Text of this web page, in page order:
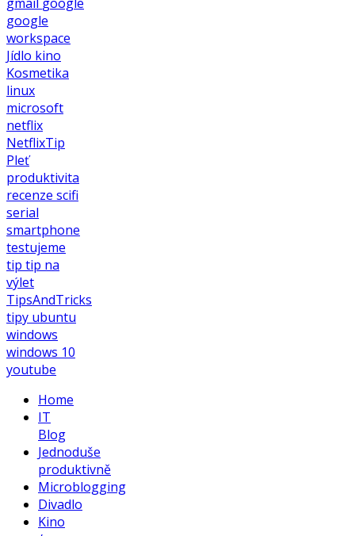
google
workspace
Jídlo kino
Kosmetika
linux
microsoft
netflix
NetflixTip
Pleť
produktivita
recenze scifi
serial
smartphone
testujeme
tip tip na
výlet
TipsAndTricks
tipy ubuntu
windows
windows 10
youtube
Home
IT
Blog
Jednoduše
produktivně
Microblogging
Divadlo
Kino